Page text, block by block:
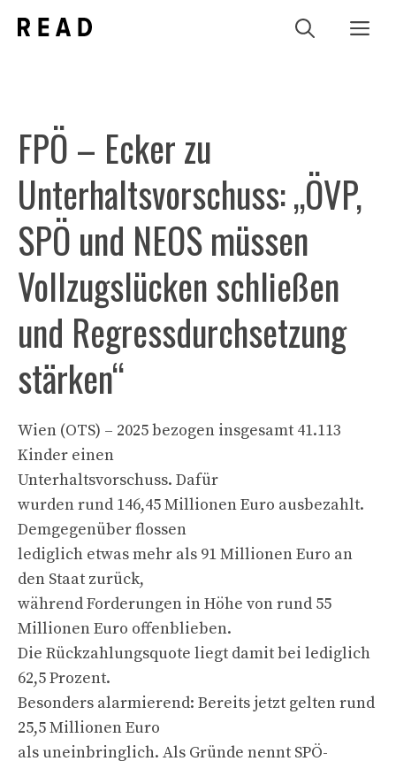
Inhalt
FPÖ – Ecker zu
Unterhaltsvorschuss: „ÖVP,
SPÖ und NEOS müssen
Vollzugslücken schließen
und Regressdurchsetzung
stärken“
Wien (OTS) – 2025 bezogen insgesamt 41.113
Kinder einen
Unterhaltsvorschuss. Dafür
wurden rund 146,45 Millionen Euro ausbezahlt.
Demgegenüber flossen
lediglich etwas mehr als 91 Millionen Euro an
den Staat zurück,
während Forderungen in Höhe von rund 55
Millionen Euro offenblieben.
Die Rückzahlungsquote liegt damit bei lediglich
62,5 Prozent.
Besonders alarmierend: Bereits jetzt gelten rund
25,5 Millionen Euro
als uneinbringlich. Als Gründe nennt SPÖ-